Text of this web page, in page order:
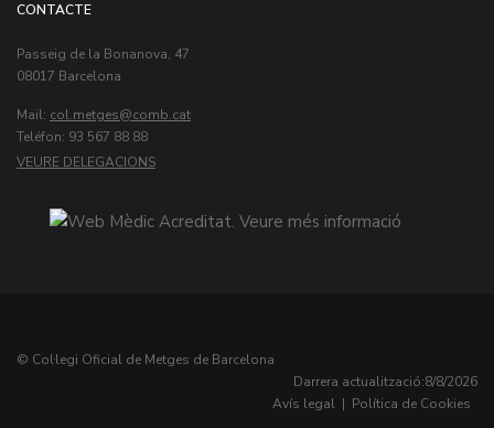
CONTACTE
Passeig de la Bonanova, 47
08017 Barcelona
Mail: col.metges
Teléfon: 93 567 88 88
VEURE DELEGACIONS
© Col·legi Oficial de Metges de Barcelona
Darrera actualització:8/8/2026
Avís legal | Política de Cookies